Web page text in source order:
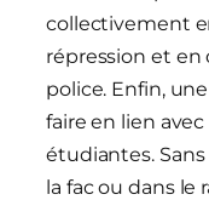
collectivement
répression et en
police. Enfin,
faire en lien avec
étudiantes.
la fac ou dans le